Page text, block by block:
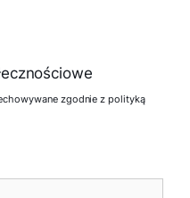
zgodnie z polityką